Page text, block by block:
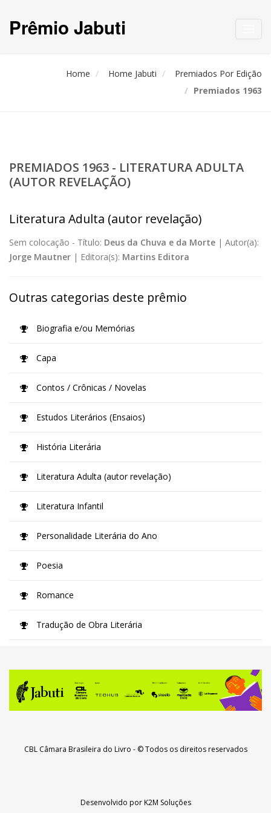
Prêmio Jabuti
Home Home Jabuti
Premiados Por Edição
Premiados 1963
PREMIADOS 1963 - LITERATURA ADULTA
(AUTOR REVELAÇÃO)
Literatura Adulta (autor revelação)
Sem colocação - Título: Deus da Chuva e da Morte | Autor(a):
Jorge Mautner | Editora(s): Martins Editora
Outras categorias deste prêmio
Biografia e/ou Memórias
Capa
Contos / Crônicas / Novelas
Estudos Literários (Ensaios)
História Literária
Literatura Adulta (autor revelação)
Literatura Infantil
Personalidade Literária do Ano
Poesia
Romance
Tradução de Obra Literária
CBL Câmara Brasileira do Livro - © Todos os direitos reservados
Desenvolvido porK2M Soluções